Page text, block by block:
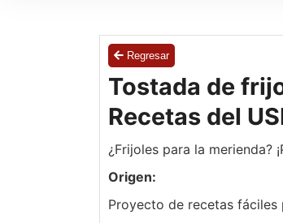
Regresar
Tostada de
Recetas del
¿Frijoles para la merienda?
Origen:
Proyecto de recetas fáciles